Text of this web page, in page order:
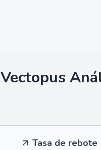
Vectopus
Tasa de rebote